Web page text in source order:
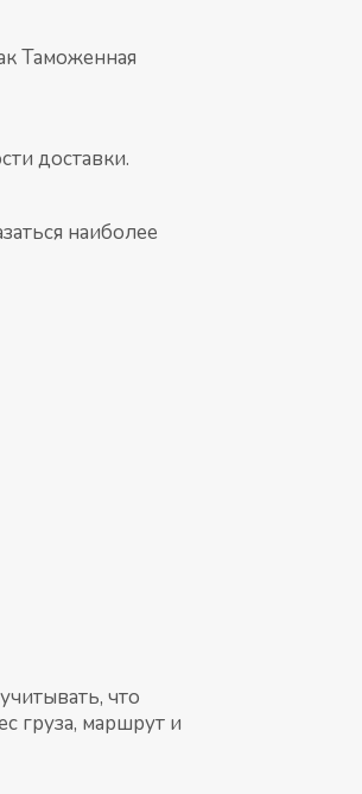
Таможенная
доставки.
наиболее
что
груза, маршрут и